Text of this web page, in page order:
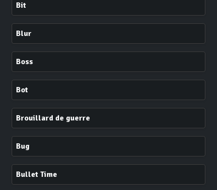
Bit
Blur
Boss
Bot
Brouillard de guerre
Bug
Bullet Time